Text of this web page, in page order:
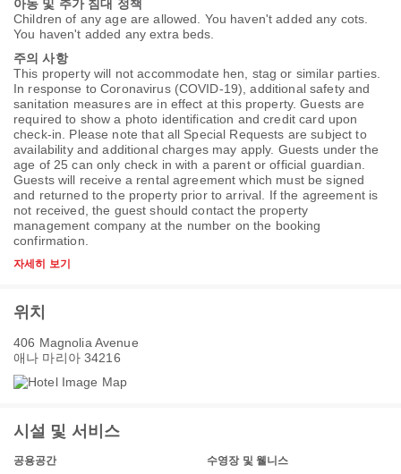
아동 및 추가 침대 정책
Children of any age are allowed. You haven't added any cots.
You haven't added any extra beds.
주의 사항
This property will not accommodate hen, stag or similar parties.
In response to Coronavirus (COVID-19), additional safety and
sanitation measures are in effect at this property. Guests are
required to show a photo identification and credit card upon
check-in. Please note that all Special Requests are subject to
availability and additional charges may apply. Guests under the
age of 25 can only check in with a parent or official guardian.
Guests will receive a rental agreement which must be signed
and returned to the property prior to arrival. If the agreement is
not received, the guest should contact the property
management company at the number on the booking
confirmation.
자세히 보기
위치
406 Magnolia Avenue
애나 마리아 34216
시설 및 서비스
공용공간
수영장 및 웰니스